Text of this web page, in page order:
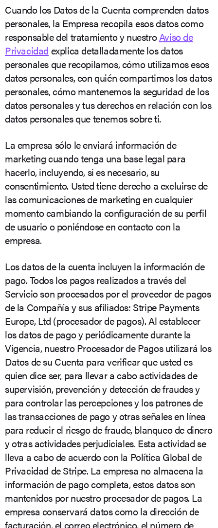
Cuando los Datos de la Cuenta comprenden datos
personales, la Empresa recopila esos datos como
responsable del tratamiento y nuestroAviso de
Privacidad explica detalladamente los datos
personales que recopilamos, cómo utilizamos esos
datos personales, con quién compartimos los datos
personales, cómo mantenemos la seguridad de los
datos personales y tus derechos en relación con los
datos personales que tenemos sobre ti.
La empresa sólo le enviará información de
marketing cuando tenga una base legal para
hacerlo, incluyendo, si es necesario, su
consentimiento. Usted tiene derecho a excluirse de
las comunicaciones de marketing en cualquier
momento cambiando la configuración de su perfil
de usuario o poniéndose en contacto con la
empresa.
Los datos de la cuenta incluyen la información de
pago. Todos los pagos realizados a través del
Servicio son procesados por el proveedor de pagos
de la Compañía y sus afiliados: Stripe Payments
Europe, Ltd (procesador de pagos). Al establecer
los datos de pago y periódicamente durante la
Vigencia, nuestro Procesador de Pagos utilizará los
Datos de su Cuenta para verificar que usted es
quien dice ser, para llevar a cabo actividades de
supervisión, prevención y detección de fraudes y
para controlar las percepciones y los patrones de
las transacciones de pago y otras señales en línea
para reducir el riesgo de fraude, blanqueo de dinero
y otras actividades perjudiciales. Esta actividad se
lleva a cabo de acuerdo con la Política Global de
Privacidad de Stripe. La empresa no almacena la
información de pago completa, estos datos son
mantenidos por nuestro procesador de pagos. La
empresa conservará datos como la dirección de
facturación, el correo electrónico, el número de